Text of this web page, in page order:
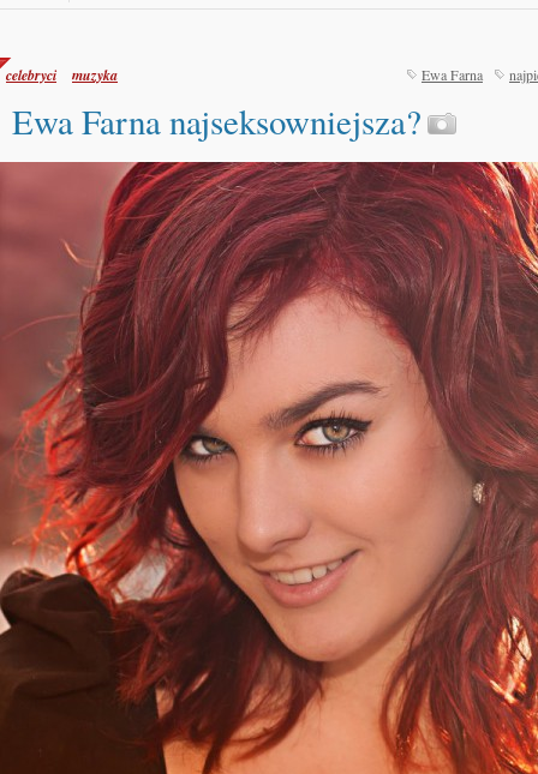
celebryci muzyka Ewa Farna
Ewa Farna najseksowniejsza?